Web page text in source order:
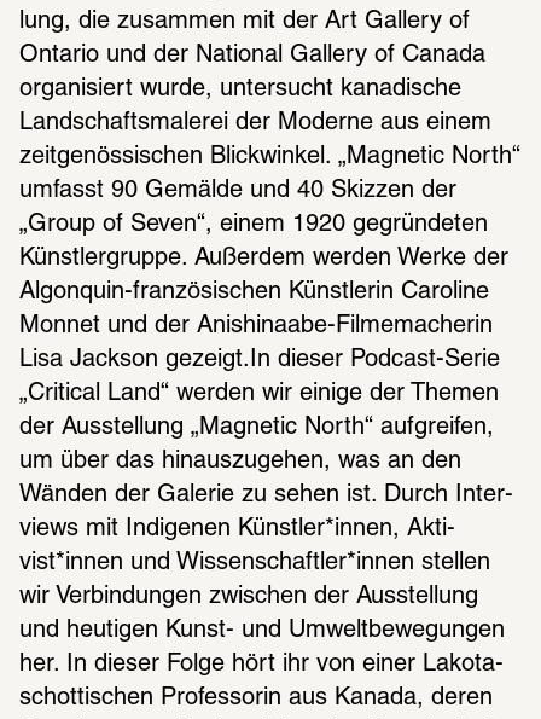
lung, die zusam­men mit der Art Gallery of
Onta­rio und der Natio­nal Gallery of Canada
orga­ni­siert wurde, unter­sucht kana­di­sche
Land­schafts­ma­le­rei der Moderne aus einem
zeit­ge­nös­si­schen Blick­win­kel. „Magne­tic North“
umfasst 90 Gemälde und 40 Skiz­zen der
„Group of Seven“, einem 1920 gegrün­de­ten
Künst­ler­gruppe. Außer­dem werden Werke der
Algon­quin-fran­zö­si­schen Künst­le­rin Caro­line
Monnet und der Anis­hina­abe-Filme­ma­che­rin
Lisa Jack­son gezeigt.In dieser Podcast-Serie
„Critical Land“ werden wir einige der Themen
der Ausstel­lung „Magne­tic North“ aufgrei­fen,
um über das hinaus­zu­ge­hen, was an den
Wänden der Gale­rie zu sehen ist. Durch Inter­
views mit Indi­ge­nen Künst­ler*innen, Akti­
vist*innen und Wissen­schaft­ler*innen stel­len
wir Verbin­dun­gen zwischen der Ausstel­lung
und heuti­gen Kunst- und Umwelt­be­we­gun­gen
her. In dieser Folge hört ihr von einer Lakota-
schot­ti­schen Profes­so­rin aus Kanada, deren